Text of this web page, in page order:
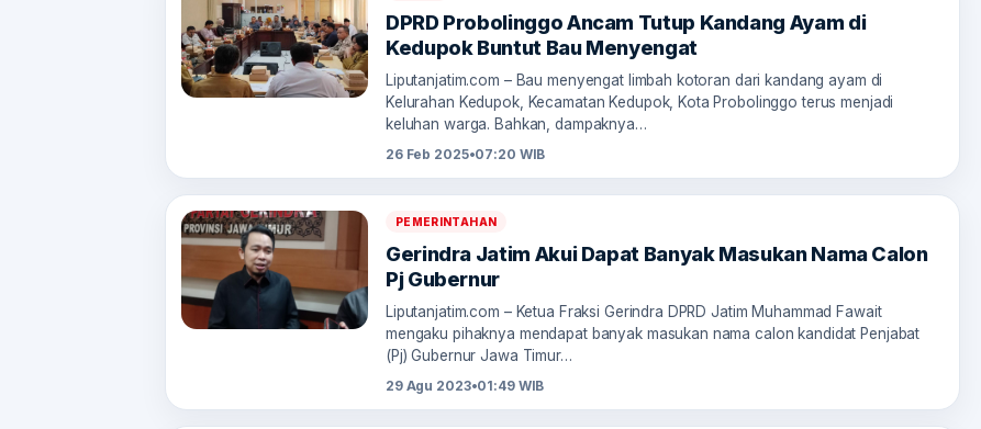
DPRD Probolinggo Ancam Tutup Kandang Ayam di
Kedupok Buntut Bau Menyengat
Liputanjatim.com – Bau menyengat limbah kotoran dari kandang ayam di
Kelurahan Kedupok, Kecamatan Kedupok, Kota Probolinggo terus menjadi
keluhan warga. Bahkan, dampaknya…
26 Feb 2025•07:20 WIB
PEMERINTAHAN
Gerindra Jatim Akui Dapat Banyak Masukan Nama Calon
Pj Gubernur
Liputanjatim.com – Ketua Fraksi Gerindra DPRD Jatim Muhammad Fawait
mengaku pihaknya mendapat banyak masukan nama calon kandidat Penjabat
(Pj) Gubernur Jawa Timur…
29 Agu 2023•01:49 WIB